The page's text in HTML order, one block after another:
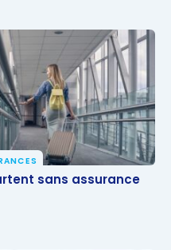
sans assurance ont
sans assurance